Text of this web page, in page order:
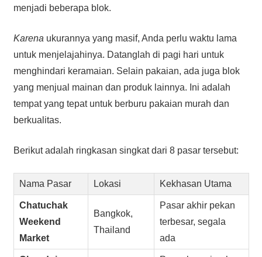
menjadi beberapa blok.
Karena ukurannya yang masif, Anda perlu waktu lama
untuk menjelajahinya. Datanglah di pagi hari untuk
menghindari keramaian. Selain pakaian, ada juga blok
yang menjual mainan dan produk lainnya. Ini adalah
tempat yang tepat untuk berburu pakaian murah dan
berkualitas.
Berikut adalah ringkasan singkat dari 8 pasar tersebut:
Nama Pasar Lokasi Kekhasan Utama
Chatuchak
Weekend
Market
Bangkok,
Thailand
Pasar akhir pekan
terbesar, segala
ada